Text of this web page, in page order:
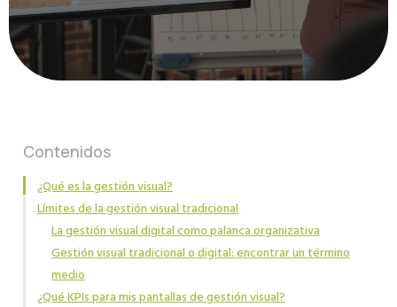
Contenidos
¿Qué es la gestión visual?
Límites de la gestión visual tradicional
La gestión visual digital como palanca organizativa
Gestión visual tradicional o digital: encontrar un término
medio
¿Qué KPIs para mis pantallas de gestión visual?